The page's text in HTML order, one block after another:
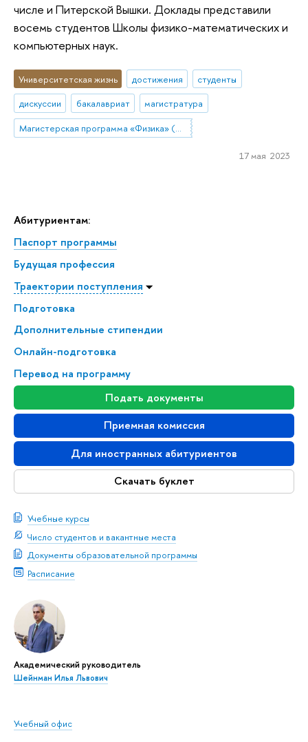
Абитуриентам:
Паспорт программы
Будущая профессия
Траектории поступления
Подготовка
Дополнительные стипендии
Онлайн-подготовка
Перевод на программу
Подать документы
Приемная комиссия
Для иностранных абитуриентов
Скачать буклет
Учебные курсы
Число студентов и вакантные места
Документы образовательной программы
Расписание
Академический руководитель
Шейнман Илья Львович
Учебный офис
числе и Питерской Вышки. Доклады представили
восемь студентов Школы физико-математических и
компьютерных наук.
Университетская жизнь достижения
студенты
дискуссии
бакалавриат
магистратура
Магистерская программа «Физика» (Санкт-Петербург)
17 мая 2023